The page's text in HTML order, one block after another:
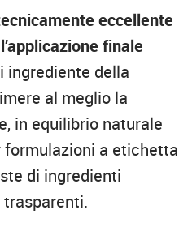
eccellente
finale
ingrediente della
al meglio la
in equilibrio naturale
formulazioni a etichetta
di ingredienti